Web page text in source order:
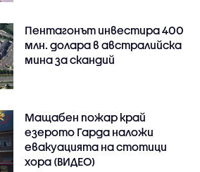
Пентагонът инвестира 400
млн. долара в австралийска
мина за скандий
Мащабен пожар край
езерото Гарда наложи
евакуацията на стотици
хора (ВИДЕО)